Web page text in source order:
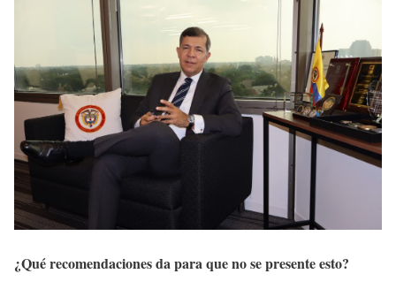
¿Qué recomendaciones da para que no se presente esto?